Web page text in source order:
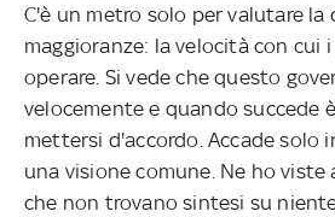
C'è un metro solo per valutare la
maggioranze: la velocità con cui
operare. Si vede che questo
velocemente e quando succede
mettersi d'accordo. Accade solo
una visione comune. Ne ho
che non trovano sintesi su